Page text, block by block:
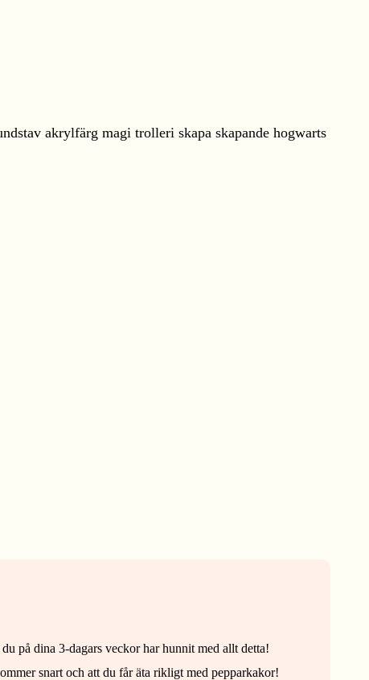
på dina 3-dagars veckor har hunnit med allt detta!
snart och att du får äta rikligt med pepparkakor!